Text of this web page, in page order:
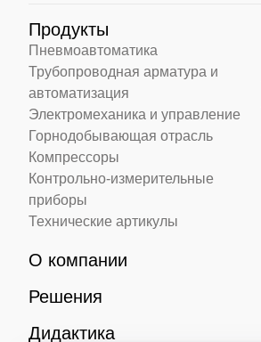
Продукты
Пневмоавтоматика
Трубопроводная арматура и
автоматизация
Электромеханика и управление
Горнодобывающая отрасль
Компрессоры
Контрольно-измерительные
приборы
Технические артикулы
О компании
Решения
Дидактика